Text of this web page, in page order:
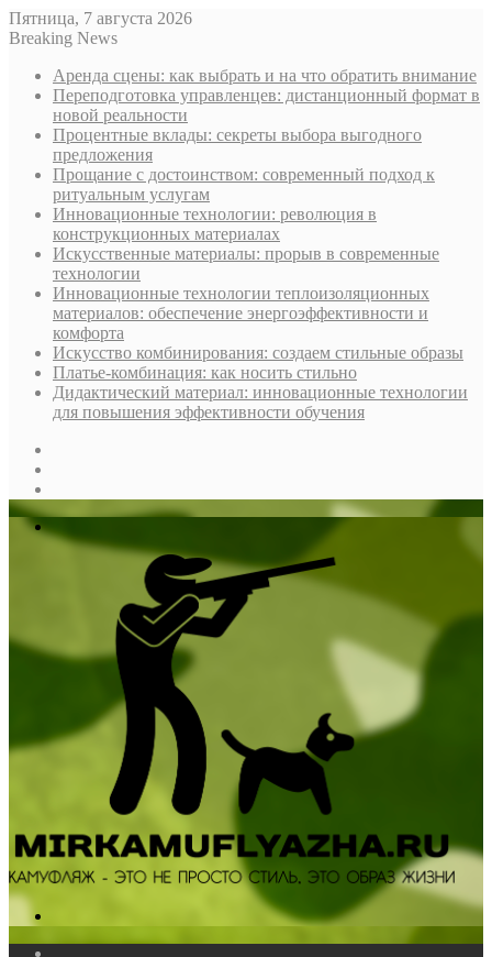
Пятница, 7 августа 2026
Breaking News
Аренда сцены: как выбрать и на что обратить внимание
Переподготовка управленцев: дистанционный формат в
новой реальности
Процентные вклады: секреты выбора выгодного
предложения
Прощание с достоинством: современный подход к
ритуальным услугам
Инновационные технологии: революция в
конструкционных материалах
Искусственные материалы: прорыв в современные
технологии
Инновационные технологии теплоизоляционных
материалов: обеспечение энергоэффективности и
комфорта
Искусство комбинирования: создаем стильные образы
Платье-комбинация: как носить стильно
Дидактический материал: инновационные технологии
для повышения эффективности обучения